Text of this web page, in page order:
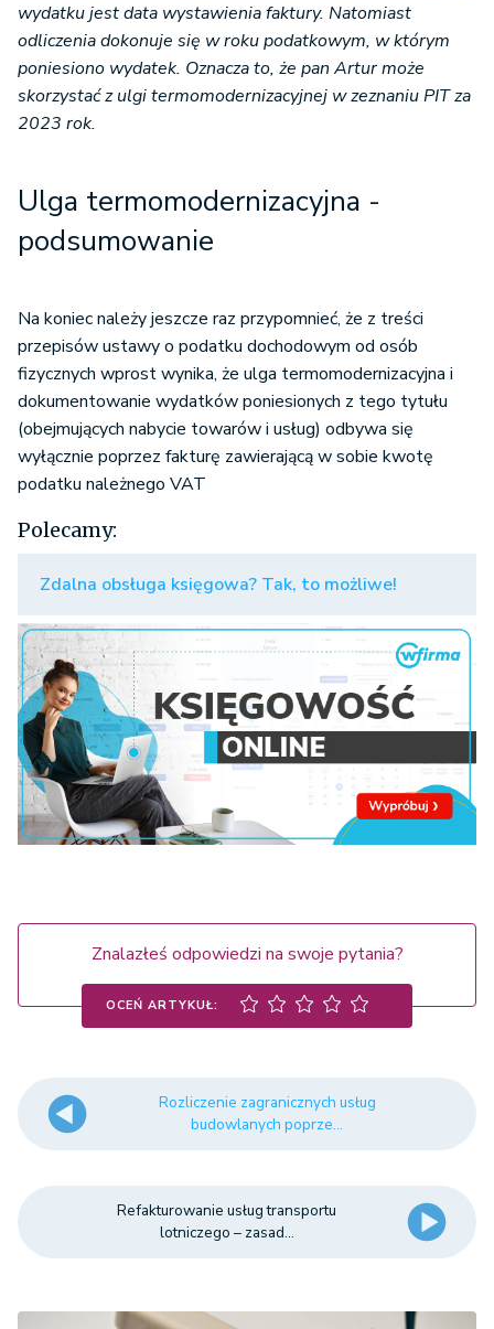
wydatku jest data wystawienia faktury. Natomiast
odliczenia dokonuje się w roku podatkowym, w którym
poniesiono wydatek. Oznacza to, że pan Artur może
skorzystać z ulgi termomodernizacyjnej w zeznaniu PIT za
2023 rok.
Ulga termomodernizacyjna -
podsumowanie
Na koniec należy jeszcze raz przypomnieć, że z treści
przepisów ustawy o podatku dochodowym od osób
fizycznych wprost wynika, że ulga termomodernizacyjna i
dokumentowanie wydatków poniesionych z tego tytułu
(obejmujących nabycie towarów i usług) odbywa się
wyłącznie poprzez fakturę zawierającą w sobie kwotę
podatku należnego VAT
Polecamy:
Zdalna obsługa księgowa? Tak, to możliwe!
Znalazłeś odpowiedzi na swoje pytania?
OCEŃ ARTYKUŁ:
Rozliczenie zagranicznych usług
budowlanych poprze...
Refakturowanie usług transportu
lotniczego – zasad...